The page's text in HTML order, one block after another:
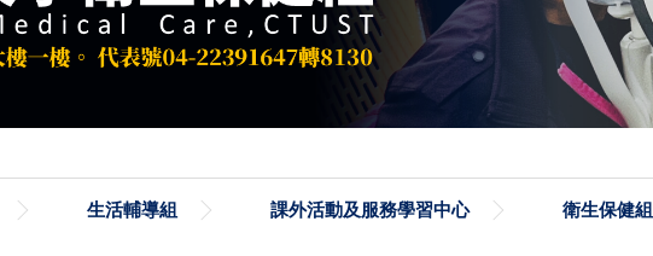
生活輔導組 課外活動及服務學習中心 衛生保健組